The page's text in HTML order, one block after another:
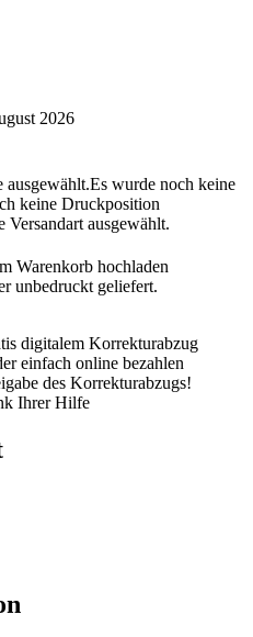
2026
ausgewählt.Es wurde noch keine
keine Druckposition
Versandart ausgewählt.
Warenkorb hochladen
unbedruckt geliefert.
digitalem Korrekturabzug
einfach online bezahlen
des Korrekturabzugs!
Ihrer Hilfe